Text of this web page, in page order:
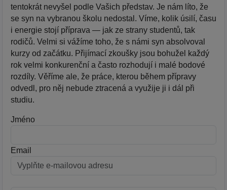
tentokrát nevyšel podle Vašich představ. Je nám líto, že
se syn na vybranou školu nedostal. Víme, kolik úsilí, času
i energie stojí příprava — jak ze strany studentů, tak
rodičů. Velmi si vážíme toho, že s námi syn absolvoval
kurzy od začátku. Přijímací zkoušky jsou bohužel každý
rok velmi konkurenční a často rozhodují i malé bodové
rozdíly. Věříme ale, že práce, kterou během přípravy
odvedl, pro něj nebude ztracená a využije ji i dál při
studiu.
Jméno
Email